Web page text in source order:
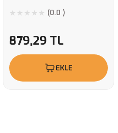
(0.0 )
879,29 TL
EKLE